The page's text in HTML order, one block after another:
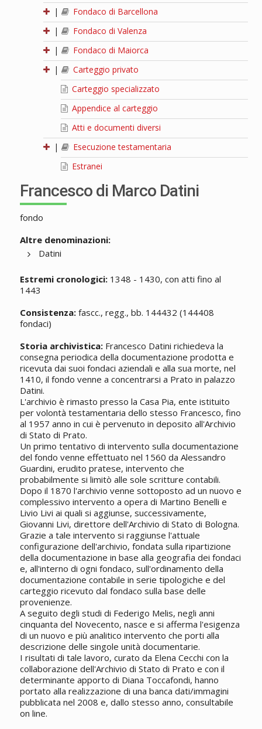
|
Fondaco di Barcellona
|
Fondaco di Valenza
|
Fondaco di Maiorca
|
Carteggio privato
Carteggio specializzato
Appendice al carteggio
Atti e documenti diversi
|
Esecuzione testamentaria
Estranei
Francesco di Marco Datini
fondo
Altre denominazioni:
Datini
Estremi cronologici:1348 - 1430, con atti fino al
1443
Consistenza:fascc., regg., bb. 144432 (144408
fondaci)
Storia archivistica:Francesco Datini richiedeva la
consegna periodica della documentazione prodotta e
ricevuta dai suoi fondaci aziendali e alla sua morte, nel
1410, il fondo venne a concentrarsi a Prato in palazzo
Datini.
L'archivio è rimasto presso la Casa Pia, ente istituito
per volontà testamentaria dello stesso Francesco, fino
al 1957 anno in cui è pervenuto in deposito all'Archivio
di Stato di Prato.
Un primo tentativo di intervento sulla documentazione
del fondo venne effettuato nel 1560 da Alessandro
Guardini, erudito pratese, intervento che
probabilmente si limitò alle sole scritture contabili.
Dopo il 1870 l'archivio venne sottoposto ad un nuovo e
complessivo intervento a opera di Martino Benelli e
Livio Livi ai quali si aggiunse, successivamente,
Giovanni Livi, direttore dell'Archivio di Stato di Bologna.
Grazie a tale intervento si raggiunse l'attuale
configurazione dell'archivio, fondata sulla ripartizione
della documentazione in base alla geografia dei fondaci
e, all'interno di ogni fondaco, sull'ordinamento della
documentazione contabile in serie tipologiche e del
carteggio ricevuto dal fondaco sulla base delle
provenienze.
A seguito degli studi di Federigo Melis, negli anni
cinquanta del Novecento, nasce e si afferma l'esigenza
di un nuovo e più analitico intervento che porti alla
descrizione delle singole unità documentarie.
I risultati di tale lavoro, curato da Elena Cecchi con la
collaborazione dell'Archivio di Stato di Prato e con il
determinante apporto di Diana Toccafondi, hanno
portato alla realizzazione di una banca dati/immagini
pubblicata nel 2008 e, dallo stesso anno, consultabile
on line.